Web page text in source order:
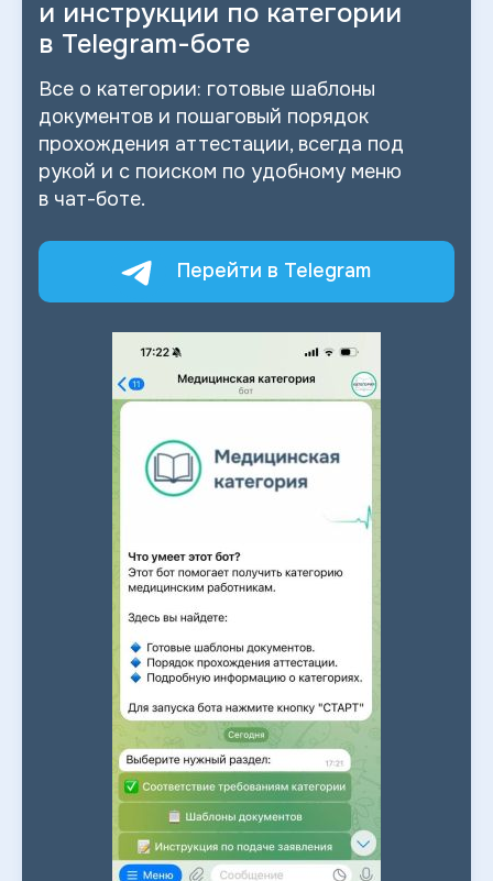
и инструкции по категории
в Telegram-боте
Все о категории: готовые шаблоны
документов и пошаговый порядок
прохождения аттестации, всегда под
рукой и с поиском по удобному меню
в чат-боте.
Перейти в Telegram